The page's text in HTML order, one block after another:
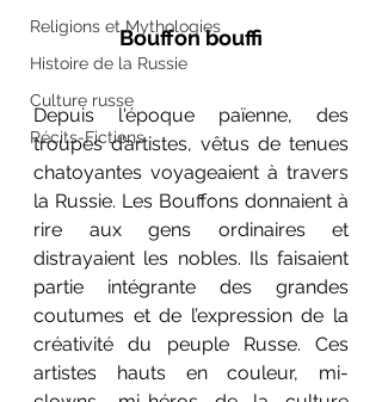
Religions et Mythologies
Histoire de la Russie
Culture russe
Récits-Fictions
Bouffon bouffi
Depuis l'époque païenne, des
troupes d’artistes, vêtus de tenues
chatoyantes voyageaient à travers
la Russie. Les Bouffons donnaient à
rire aux gens ordinaires et
distrayaient les nobles. Ils faisaient
partie intégrante des grandes
coutumes et de l’expression de la
créativité du peuple Russe. Ces
artistes hauts en couleur, mi-